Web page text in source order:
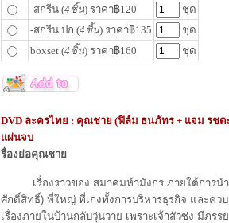
-สกรีน (4ชิ้น) ราคา฿120
ชุด
-สกรีน ปก (4ชิ้น) ราคา฿135
ชุด
boxset (4ชิ้น) ราคา฿160 ชุด
DVD ละครไทย : คุณชาย (ฟิล์ม ธนภัทร + แจม รชต
แผ่นจบ
รื่องย่อคุณชาย
เรื่องราวของ สมาคมห้ามังกร ภายใต้การนำ
ศักดิ์สิทธิ์) พี่ใหญ่ ที่เก่งทั้งการบริหารธุรกิจ และค
เรื่องภายในบ้านกลับวุ่นวาย เพราะเจ้าสัวซ่ง มีภร